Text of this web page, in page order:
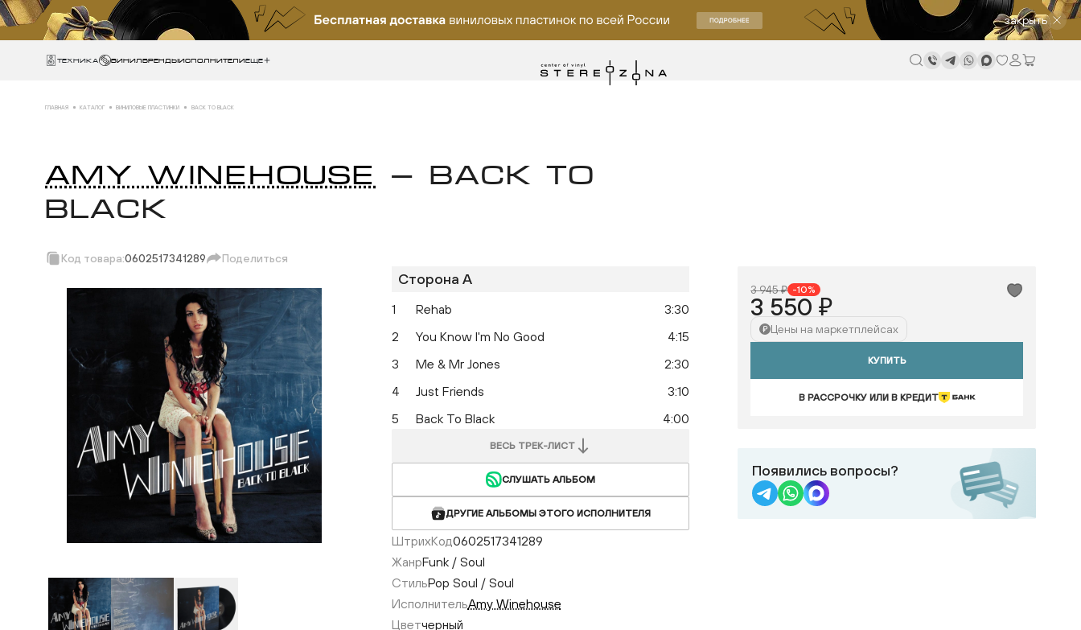
закрыть
Техника ВИНИЛБРЕНДЫИСПОЛНИТЕЛИЕще
ГЛАВНАЯ КАТАЛОГ ВИНИЛОВЫЕ ПЛАСТИНКИ BACK TO BLACK
AMY WINEHOUSE
— BACK TO
BLACK
Код товара:0602517341289 Поделиться
Скопировать ссылку
Вотсап
Телеграм
Макс
ВКонтакте
Одноклассники
Сторона A
1 Rehab
3:30
2
You Know I'm No Good
4:15
3
Me & Mr Jones
2:30
4
Just Friends
3:10
5
Back To Black 4:00
ВЕСЬ ТРЕК-ЛИСТ
СЛУШАТЬ АЛЬБОМ
ДРУГИЕ АЛЬБОМЫ ЭТОГО ИСПОЛНИТЕЛЯ
ШтрихКод0602517341289
ЖанрFunk / Soul
СтильPop Soul / Soul
ИсполнительAmy Winehouse
Цветчерный
3 945 ₽ -10%
3 550 ₽
Цены на маркетплейсах
КУПИТЬ
В РАССРОЧКУ ИЛИ В КРЕДИТ
Появились вопросы?